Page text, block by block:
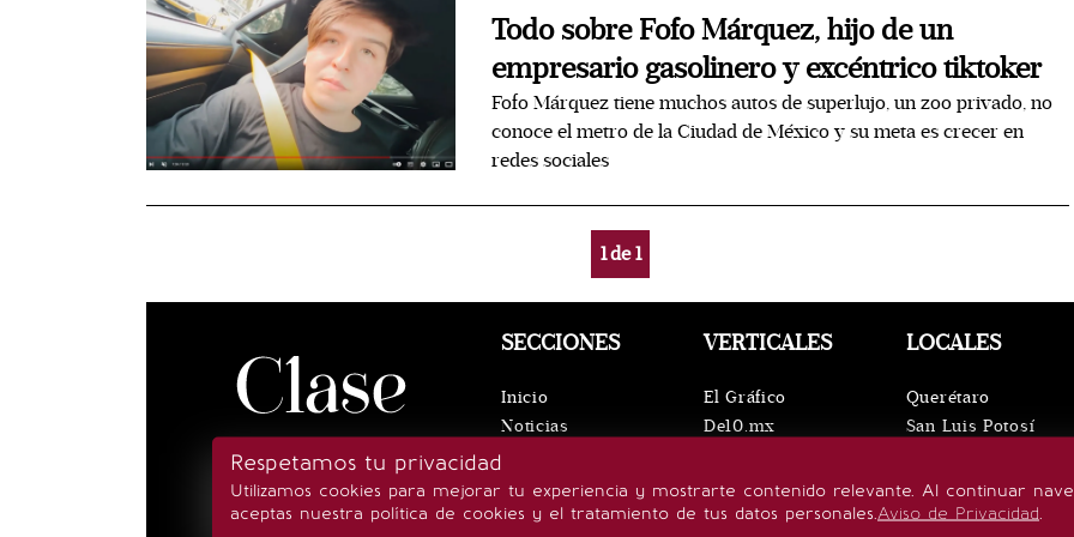
Todo sobre Fofo Márquez, hijo de un
empresario gasolinero y excéntrico tiktoker
Fofo Márquez tiene muchos autos de superlujo, un zoo privado, no
conoce el metro de la Ciudad de México y su meta es crecer en
redes sociales
1de1
Respetamos tu privacidad
Utilizamos cookies para mejorar tu experiencia y mostrarte contenido relevante. Al continuar
aceptas nuestra política de cookies y el tratamiento de tus datos personales.Aviso de Privacidad.
SECCIONES
Inicio
Noticias
Realeza
Estilo de vida
VERTICALES
El Gráfico
De10.mx
Confabulario
Aviso Oportuno
LOCALES
Querétaro
San Luis Potosí
Puebla
Hidalgo